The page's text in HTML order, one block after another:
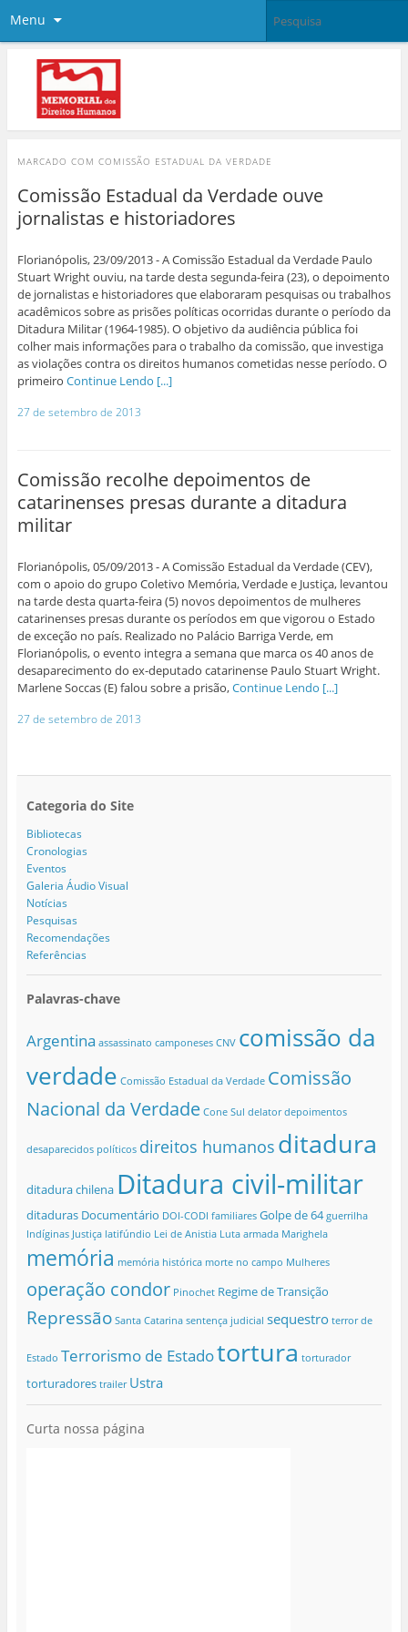
Menu
MARCADO COM COMISSÃO ESTADUAL DA VERDADE
Comissão Estadual da Verdade ouve
jornalistas e historiadores
Florianópolis, 23/09/2013 - A Comissão Estadual da Verdade Paulo
Stuart Wright ouviu, na tarde desta segunda-feira (23), o depoimento
de jornalistas e historiadores que elaboraram pesquisas ou trabalhos
acadêmicos sobre as prisões políticas ocorridas durante o período da
Ditadura Militar (1964-1985). O objetivo da audiência pública foi
colher mais informações para o trabalho da comissão, que investiga
as violações contra os direitos humanos cometidas nesse período. O
primeiro Continue Lendo [...]
27 de setembro de 2013
Comissão recolhe depoimentos de
catarinenses presas durante a ditadura
militar
Florianópolis, 05/09/2013 - A Comissão Estadual da Verdade (CEV),
com o apoio do grupo Coletivo Memória, Verdade e Justiça, levantou
na tarde desta quarta-feira (5) novos depoimentos de mulheres
catarinenses presas durante os períodos em que vigorou o Estado
de exceção no país. Realizado no Palácio Barriga Verde, em
Florianópolis, o evento integra a semana que marca os 40 anos de
desaparecimento do ex-deputado catarinense Paulo Stuart Wright.
Marlene Soccas (E) falou sobre a prisão,Continue Lendo [...]
27 de setembro de 2013
Categoria do Site
Bibliotecas
Cronologias
Eventos
Galeria Áudio Visual
Notícias
Pesquisas
Recomendações
Referências
Palavras-chave
Argentina assassinato camponeses CNV comissão da
verdade Comissão Estadual da Verdade Comissão
Nacional da Verdade Cone Sul delator depoimentos
desaparecidos políticos direitos humanos ditadura
ditadura chilena Ditadura civil-militar
ditaduras Documentário DOI-CODI familiares Golpe de 64 guerrilha
Indíginas Justiça latifúndio Lei de Anistia Luta armada Marighela
memória memória histórica morte no campo Mulheres
operação condor Pinochet Regime de Transição
Repressão Santa Catarina sentença judicial sequestro terror de
Estado Terrorismo de Estadotortura torturador
torturadores trailer Ustra
Curta nossa página